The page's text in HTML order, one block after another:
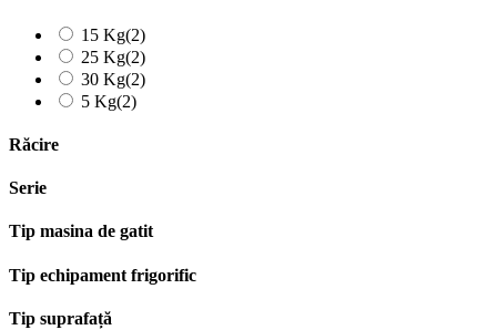
15 Kg(2)
25 Kg(2)
30 Kg(2)
5 Kg(2)
Răcire
Serie
Tip masina de gatit
Tip echipament frigorific
Tip suprafață